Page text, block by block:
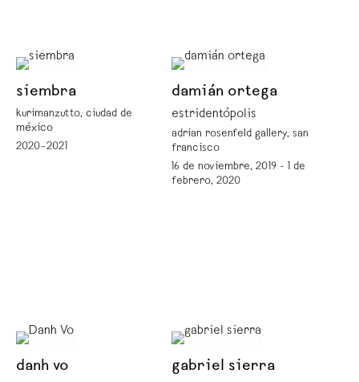
siembra
kurimanzutto, ciudad de
méxico
2020–2021
damián ortega
estridentópolis
adrian rosenfeld gallery, san
francisco
16 de noviembre, 2019 - 1 de
febrero, 2020
danh vo gabriel sierra